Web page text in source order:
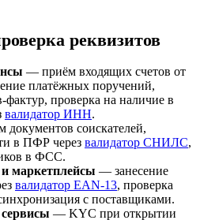
реквизитов
— приём входящих счетов от
платёжных поручений,
фактур, проверка на наличие в
валидатор ИНН.
соискателей,
в ПФР через валидатор СНИЛС,
в ФСС.
маркетплейсы — занесение
валидатор EAN-13, проверка
с поставщиками.
— KYC при открытии